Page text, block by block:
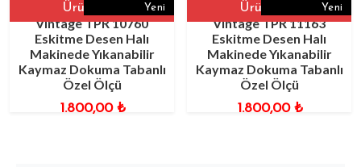
Yeni
Ürüne Git
Vintage TPR 10760
Eskitme Desen Halı
Makinede Yıkanabilir
Kaymaz Dokuma Tabanlı
Özel Ölçü
1.800,00 ₺
Yeni
Ürüne Git
Vintage TPR 11163
Eskitme Desen Halı
Makinede Yıkanabilir
Kaymaz Dokuma Tabanlı
Özel Ölçü
1.800,00 ₺